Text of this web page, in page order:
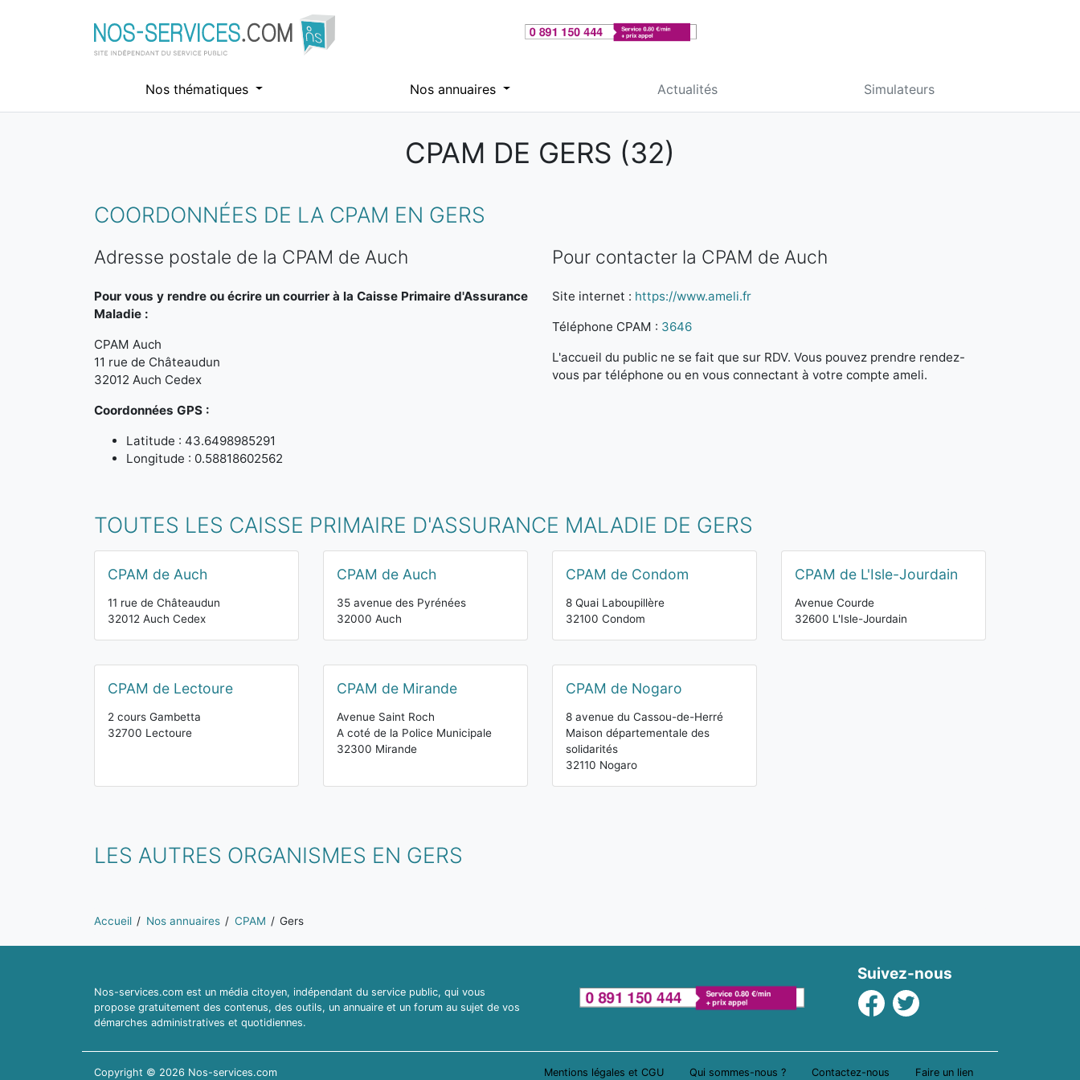
Nos thématiques Nos annuaires Actualités Simulateurs
CPAM DE GERS (32)
COORDONNÉES DE LA CPAM EN GERS
Adresse postale de la CPAM de Auch
Pour vous y rendre ou écrire un courrier à la Caisse Primaire d'Assurance
Maladie :
CPAM Auch
11 rue de Châteaudun
32012 Auch Cedex
Coordonnées GPS :
Latitude : 43.6498985291
Longitude : 0.58818602562
Pour contacter la CPAM de Auch
Site internet : https://www.ameli.fr
Téléphone CPAM : 3646
L'accueil du public ne se fait que sur RDV. Vous pouvez prendre rendez-
vous par téléphone ou en vous connectant à votre compte ameli.
TOUTES LES CAISSE PRIMAIRE D'ASSURANCE MALADIE DE GERS
CPAM de Auch
11 rue de Châteaudun
32012 Auch Cedex
CPAM de Auch
35 avenue des Pyrénées
32000 Auch
CPAM de Condom
8 Quai Laboupillère
32100 Condom
CPAM de L'Isle-Jourdain
Avenue Courde
32600 L'Isle-Jourdain
CPAM de Lectoure
2 cours Gambetta
32700 Lectoure
CPAM de Mirande
Avenue Saint Roch
A coté de la Police Municipale
32300 Mirande
CPAM de Nogaro
8 avenue du Cassou-de-Herré
Maison départementale des
solidarités
32110 Nogaro
LES AUTRES ORGANISMES EN GERS
Vous êtes ici:
Accueil Nos annuaires CPAM Gers
Nos-services.com est un média citoyen, indépendant du service public, qui vous
propose gratuitement des contenus, des outils, un annuaire et un forum au sujet de vos
démarches administratives et quotidiennes.
Suivez-nous
Facebook
Twitter
Mentions légales et CGU Qui sommes-nous ? Contactez-nous Faire un lien
Copyright © 2026 Nos-services.com